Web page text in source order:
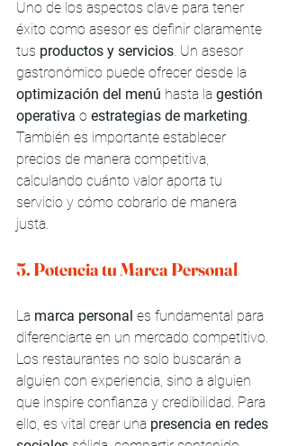
Uno de los aspectos clave para tener
éxito como asesor es definir claramente
tus productos y servicios . Un asesor
gastronómico puede ofrecer desde la
optimización del menú hasta la gestión
operativa o estrategias de marketing
También es importante establecer
precios de manera competitiva,
calculando cuánto valor aporta tu
servicio y cómo cobrarlo de manera
justa.
5. Potencia tu Marca Personal
La marca personal es fundamental para
diferenciarte en un mercado competitivo.
Los restaurantes no solo buscarán a
alguien con experiencia, sino a alguien
que inspire confianza y credibilidad. Para
ello, es vital crear una presencia en redes